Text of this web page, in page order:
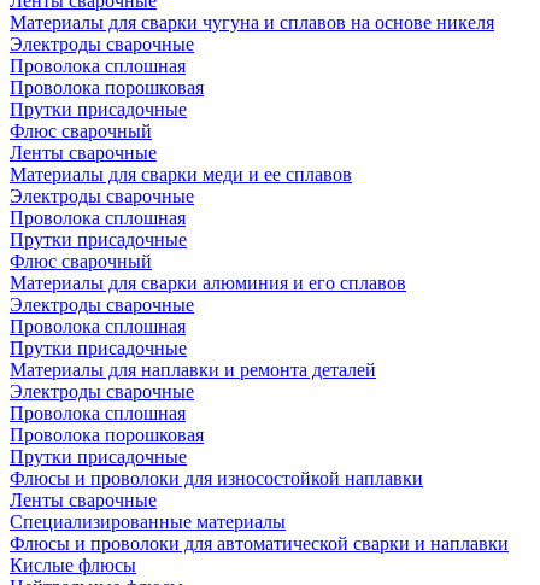
Материалы для сварки чугуна и сплавов на основе никеля
Электроды сварочные
Проволока сплошная
Проволока порошковая
Прутки присадочные
Флюс сварочный
Ленты сварочные
Материалы для сварки меди и ее сплавов
Электроды сварочные
Проволока сплошная
Прутки присадочные
Флюс сварочный
Материалы для сварки алюминия и его сплавов
Электроды сварочные
Проволока сплошная
Прутки присадочные
Материалы для наплавки и ремонта деталей
Электроды сварочные
Проволока сплошная
Проволока порошковая
Прутки присадочные
Флюсы и проволоки для износостойкой наплавки
Ленты сварочные
Специализированные материалы
Флюсы и проволоки для автоматической сварки и наплавки
Кислые флюсы